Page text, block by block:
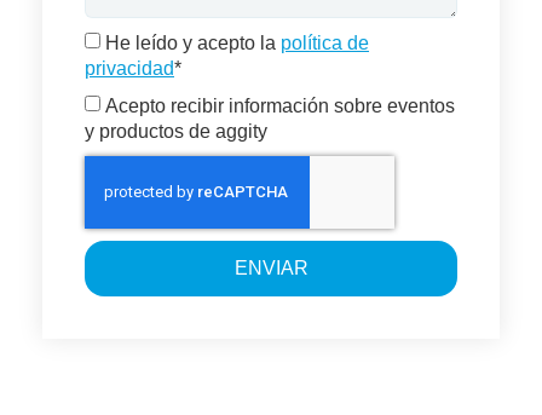
He leído y acepto la política de
privacidad*
Acepto recibir información sobre eventos
y productos de aggity
ENVIAR